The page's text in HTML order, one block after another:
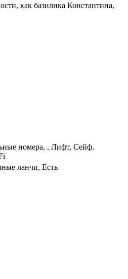
как базилика Константина,
номера, , Лифт, Сейф,
ланчи, Есть